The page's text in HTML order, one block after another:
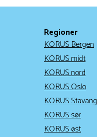
Regioner
KORUS Bergen
KORUS midt
KORUS nord
KORUS Oslo
KORUS
KORUS sør
KORUS øst